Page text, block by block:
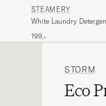
STEAMERY
White Laundry
199,-
STORM
Eco